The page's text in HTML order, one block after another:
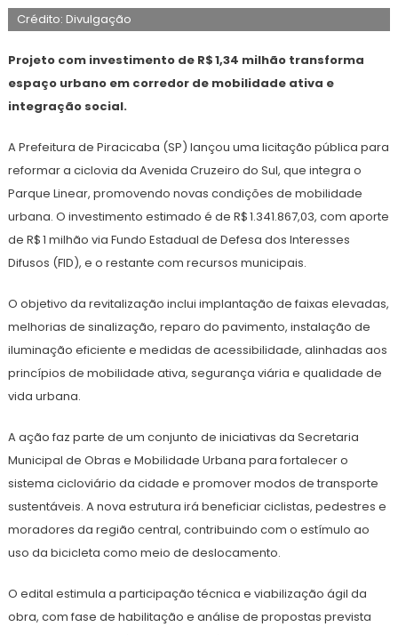
setembro
2025
Crédito: Divulgação
Projeto com investimento de R$ 1,34 milhão transforma
espaço urbano em corredor de mobilidade ativa e
integração social.
A Prefeitura de Piracicaba (SP) lançou uma licitação pública para
reformar a ciclovia da Avenida Cruzeiro do Sul, que integra o
Parque Linear, promovendo novas condições de mobilidade
urbana. O investimento estimado é de R$ 1.341.867,03, com aporte
de R$ 1 milhão via Fundo Estadual de Defesa dos Interesses
Difusos (FID), e o restante com recursos municipais.
O objetivo da revitalização inclui implantação de faixas elevadas,
melhorias de sinalização, reparo do pavimento, instalação de
iluminação eficiente e medidas de acessibilidade, alinhadas aos
princípios de mobilidade ativa, segurança viária e qualidade de
vida urbana.
A ação faz parte de um conjunto de iniciativas da Secretaria
Municipal de Obras e Mobilidade Urbana para fortalecer o
sistema cicloviário da cidade e promover modos de transporte
sustentáveis. A nova estrutura irá beneficiar ciclistas, pedestres e
moradores da região central, contribuindo com o estímulo ao
uso da bicicleta como meio de deslocamento.
O edital estimula a participação técnica e viabilização ágil da
obra, com fase de habilitação e análise de propostas prevista